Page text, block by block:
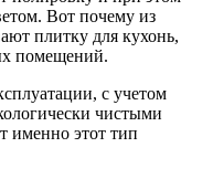
Вот почему из
плитку для кухонь,
помещений.
с учетом
чистыми
именно этот тип